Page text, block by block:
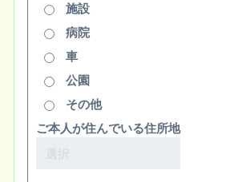
施設
病院
車
公園
その他
ご本人が住んでいる住所地